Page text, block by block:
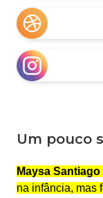
Um pouco
Maysa Santiago
na infância, mas